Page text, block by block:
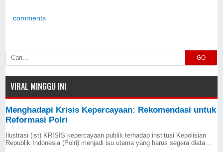
comments
GO
VIRAL MINGGU INI
Menghadapi Krisis Kepercayaan: Rekomendasi untuk
Reformasi Polri
Ilustrasi (ist) KRISIS kepercayaan publik terhadap institusi Kepolisian
Republik Indonesia (Polri) menjadi isu utama yang harus segera diata...